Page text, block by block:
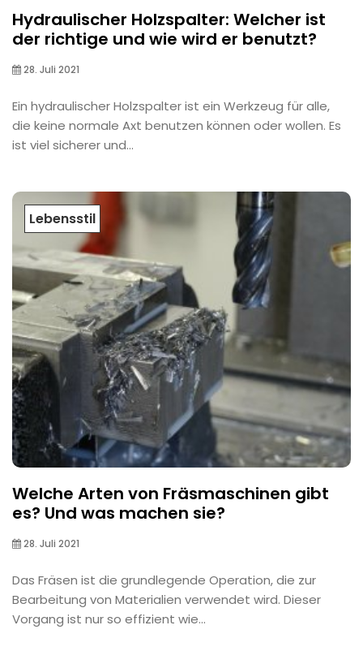
Hydraulischer Holzspalter: Welcher ist
der richtige und wie wird er benutzt?
28. Juli 2021
Ein hydraulischer Holzspalter ist ein Werkzeug für alle,
die keine normale Axt benutzen können oder wollen. Es
ist viel sicherer und...
Lebensstil
Welche Arten von Fräsmaschinen gibt
es? Und was machen sie?
28. Juli 2021
Das Fräsen ist die grundlegende Operation, die zur
Bearbeitung von Materialien verwendet wird. Dieser
Vorgang ist nur so effizient wie...